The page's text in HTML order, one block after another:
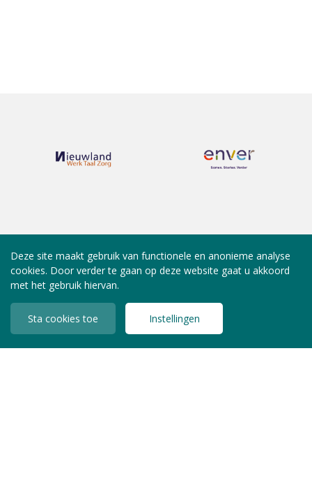
Deze site maakt gebruik van functionele en anonieme analyse
cookies. Door verder te gaan op deze website gaat u akkoord
met het gebruik hiervan.
Sta cookies toe Instellingen